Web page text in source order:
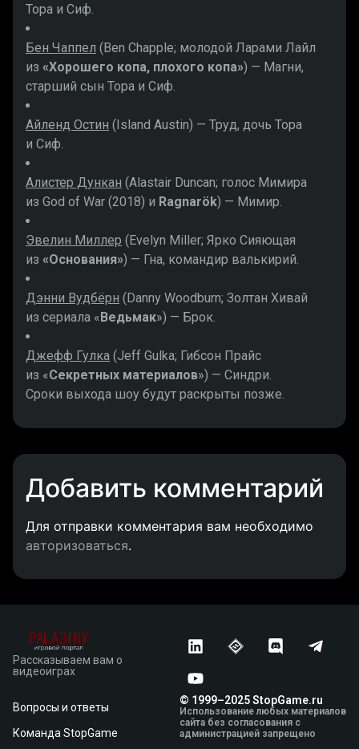
Тора и Сиф.
Бен Чаппел (Ben Chapple; молодой Ларами Лайл
из «Хорошего копа, плохого копа») — Магни,
старший сын Тора и Сиф.
Айленд Остин (Island Austin) — Труд, дочь Тора
и Сиф.
Алистер Дункан (Alastair Duncan; голос Мимира
из God of War (2018) и Ragnarök) — Мимир.
Эвелин Миллер (Evelyn Miller; Ярко Сияющая
из «Основания») — Гна, командир валькирий.
Дэнни Вудбёрн (Danny Woodburn; Золтан Хивай
из сериала «Ведьмак») — Брок.
Джефф Гулка (Jeff Gulka; Гибсон Прайс
из «Секретных материалов») — Синдри.
Сроки выхода шоу будут раскрыты позже.
Добавить комментарий
Для отправки комментария вам необходимо
авторизоваться.
Рассказываем вам о
видеоиграх
Вопросы и ответы
Команда StopGame
© 1999–2025 StopGame.ru
Использование любых материалов
сайта без согласования с
администрацией запрещено